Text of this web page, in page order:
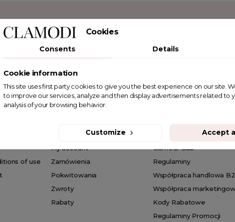
of use
TWOJE KONTO
My account
Zamówienia
Pokwitowania
Zwroty
Rabaty
PROGRAMY I
Clamodi Club
Regulaminy
Współpraca handlowa
Współpraca
Kody Rabatowe
Regulaminy Promocji
Cookies
Consents Details
Cookie information
This site uses first party cookies to give you the best experience on our site.
to improve our services, analyze and then display advertisements related to
analysis of your browsing behavior.
Customize Accept